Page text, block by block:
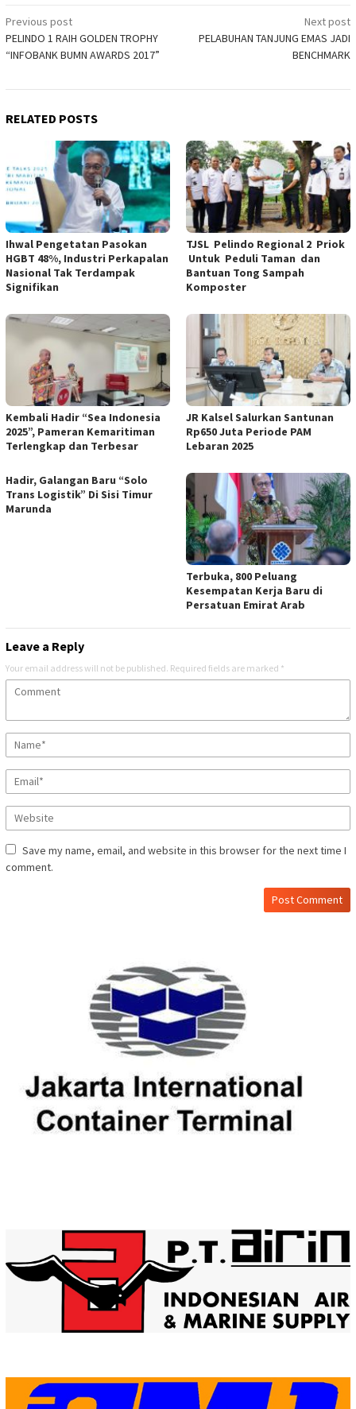
Post
navigation
Previous post
PELINDO 1 RAIH GOLDEN TROPHY
“INFOBANK BUMN AWARDS 2017”
Next post
PELABUHAN TANJUNG EMAS JADI
BENCHMARK
RELATED POSTS
Ihwal Pengetatan Pasokan
HGBT 48%, Industri Perkapalan
Nasional Tak Terdampak
Signifikan
TJSL Pelindo Regional 2 Priok
Untuk Peduli Taman dan
Bantuan Tong Sampah
Komposter
Kembali Hadir “Sea Indonesia
2025”, Pameran Kemaritiman
Terlengkap dan Terbesar
JR Kalsel Salurkan Santunan
Rp650 Juta Periode PAM
Lebaran 2025
Hadir, Galangan Baru “Solo
Trans Logistik” Di Sisi Timur
Marunda
Terbuka, 800 Peluang
Kesempatan Kerja Baru di
Persatuan Emirat Arab
Leave a Reply
Your email address will not be published. Required fields are marked *
Save my name, email, and website in this browser for the next time I
comment.